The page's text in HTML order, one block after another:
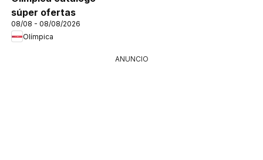
súper ofertas
08/08 - 08/08/2026
Olímpica
ANUNCIO